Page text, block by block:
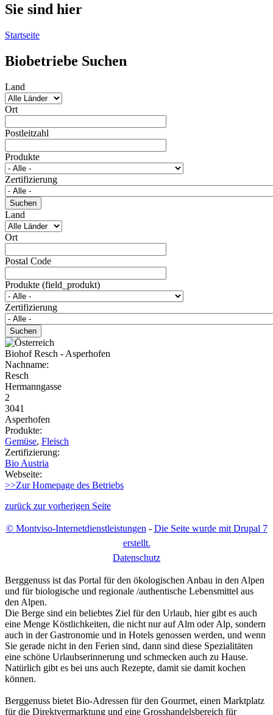
Sie sind hier
Startseite
Biobetriebe Suchen
Land
Ort
Postleitzahl
Produkte
Zertifizierung
Land
Ort
Postal Code
Produkte (field_produkt)
Zertifizierung
Biohof Resch - Asperhofen
Nachname:
Resch
Hermanngasse
2
3041
Asperhofen
Produkte:
Gemüse, Fleisch
Zertifizierung:
Bio Austria
Webseite:
>>Zur Homepage des Betriebs
zurück zur vorherigen Seite
© Montviso-Internetdienstleistungen - Die Seite wurde mit Drupal 7
erstellt.
Datenschutz
Berggenuss ist das Portal für den ökologischen Anbau in den Alpen
und für biologische und regionale /authentische Lebensmittel aus
den Alpen.
Die Berge sind ein beliebtes Ziel für den Urlaub, hier gibt es auch
eine Menge Köstlichkeiten, die nicht nur auf Alm oder Alp, sondern
auch in der Gastronomie und in Hotels genossen werden, und wenn
Sie gerade nicht in den Ferien sind, dann sind diese Spezialitäten
eine schöne Urlaubserinnerung und schmecken auch zu Hause.
Natürlich gibt es bei uns auch Rezepte, damit sie damit kochen
können.
Berggenuss bietet Bio-Adressen für den Gourmet, einen Marktplatz
für die Direktvermarktung und eine Grosshandelsbereich für